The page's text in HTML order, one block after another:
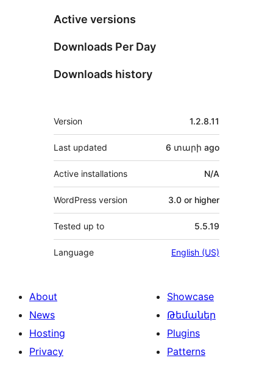
Active versions
Downloads Per Day
Downloads history
Meta
Version 1.2.8.11
Last updated 6 տարի ago
Active installations N/A
WordPress version 3.0 or higher
Tested up to 5.5.19
Language English (US)
About
News
Hosting
Privacy
Showcase
Թեմաներ
Plugins
Patterns